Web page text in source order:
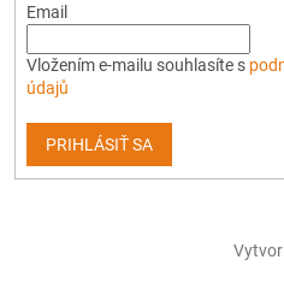
Email
Vložením e-mailu souhlasíte s
údajů
PRIHLÁSIŤ SA